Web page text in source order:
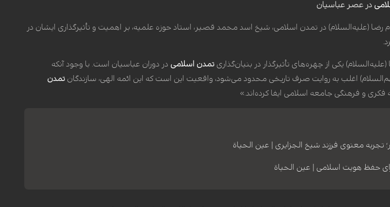
در عصر عباسیان
رضا (علیه‌السلام) در تمدن اسلامی، شیخ اسد محمد قصیر، استاد حوزه علمیه، بر اهمیت و تأثیرگذاری ایشان در
یکی از چهره‌های تأثیرگذار در بنیان‌گذاری تمدن اسلامی در دوران عباسیان است. با وجود آنکه
اغلب به روایت صرف تاریخی محدود می‌شود، واقعیت این است که این ائمه الهی، سازندگان تمدن
و فرهنگی جامعه اسلامی ایفا کرده‌اند.»
تجربه معنوی فرزند شیخ الجزایری | عین الحیاة
حفظ هویت اسلامی | عین الحیاة